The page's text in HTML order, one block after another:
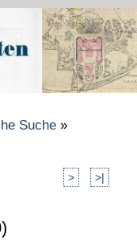
Suche»
> >|